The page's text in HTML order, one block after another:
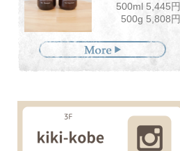
500ml 5,445円
500g 5,808円